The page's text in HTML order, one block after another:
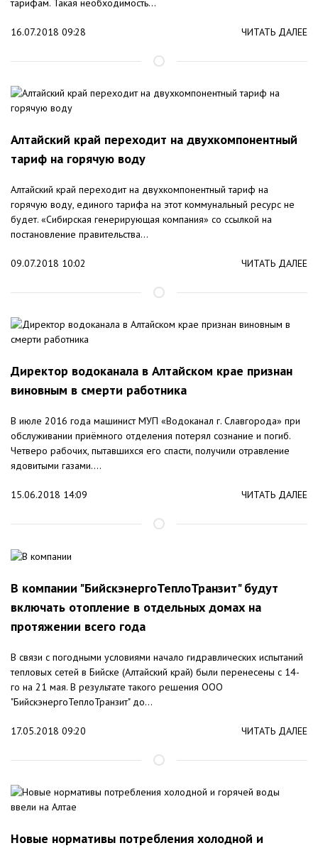
тарифам. Такая необходимость...
16.07.2018 09:28 ЧИТАТЬ ДАЛЕЕ
Алтайский край переходит на двухкомпонентный
тариф на горячую воду
Алтайский край переходит на двухкомпонентный тариф на
горячую воду, единого тарифа на этот коммунальный ресурс не
будет. «Сибирская генерирующая компания» со ссылкой на
постановление правительства...
09.07.2018 10:02 ЧИТАТЬ ДАЛЕЕ
Директор водоканала в Алтайском крае признан
виновным в смерти работника
В июле 2016 года машинист МУП «Водоканал г. Славгорода» при
обслуживании приёмного отделения потерял сознание и погиб.
Четверо рабочих, пытавшихся его спасти, получили отравление
ядовитыми газами....
15.06.2018 14:09 ЧИТАТЬ ДАЛЕЕ
В компании "БийскэнергоТеплоТранзит" будут
включать отопление в отдельных домах на
протяжении всего года
В связи с погодными условиями начало гидравлических испытаний
тепловых сетей в Бийске (Алтайский край) были перенесены с 14-
го на 21 мая. В результате такого решения ООО
"БийскэнергоТеплоТранзит" до...
17.05.2018 09:20 ЧИТАТЬ ДАЛЕЕ
Новые нормативы потребления холодной и